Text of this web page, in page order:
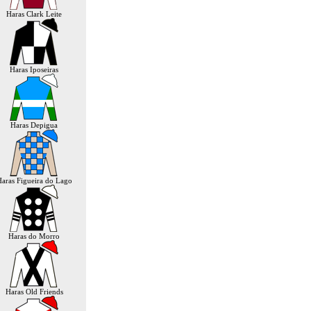
Haras Clark Leite
Haras Iposeiras
Haras Depigua
Figueira do Lago
Haras do Morro
Haras Old Friends